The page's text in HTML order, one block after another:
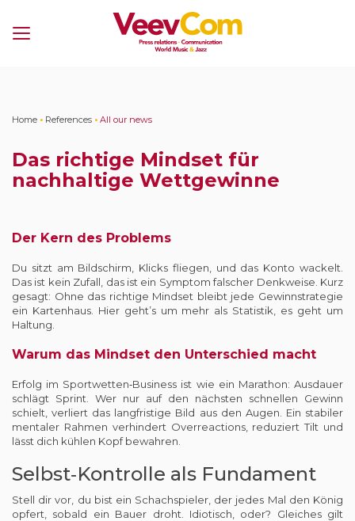
Menu
Home • References • All our news
Das richtige Mindset für
nachhaltige Wettgewinne
Der Kern des Problems
Du sitzt am Bildschirm, Klicks fliegen, und das Konto wackelt.
Das ist kein Zufall, das ist ein Symptom falscher Denkweise. Kurz
gesagt: Ohne das richtige Mindset bleibt jede Gewinnstrategie
ein Kartenhaus. Hier geht’s um mehr als Statistik, es geht um
Haltung.
Warum das Mindset den Unterschied macht
Erfolg im Sportwetten‑Business ist wie ein Marathon: Ausdauer
schlägt Sprint. Wer nur auf den nächsten schnellen Gewinn
schielt, verliert das langfristige Bild aus den Augen. Ein stabiler
mentaler Rahmen verhindert Overreactions, reduziert Tilt und
lässt dich kühlen Kopf bewahren.
Selbst‑Kontrolle als Fundament
Stell dir vor, du bist ein Schachspieler, der jedes Mal den König
opfert, sobald ein Bauer droht. Idiotisch, oder? Gleiches gilt